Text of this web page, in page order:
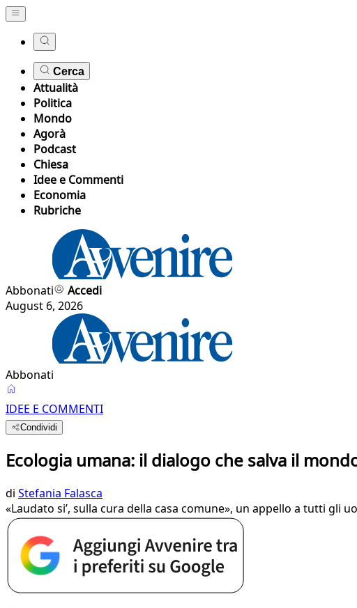
Cerca
Attualità
Politica
Mondo
Agorà
Podcast
Chiesa
Idee e Commenti
Economia
Rubriche
Abbonati
Accedi
August 6, 2026
Abbonati
IDEE E COMMENTI
Condividi
Ecologia umana: il dialogo che salva il
di Stefania Falasca
«Laudato si’, sulla cura della casa comune», un appello a tutti gli